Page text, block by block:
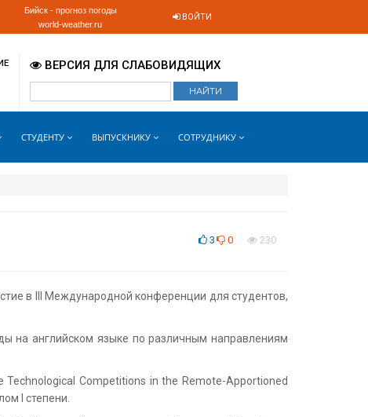
Бийск - прогноз погоды
world-weather.ru
ВОЙТИ
ВЕРСИЯ ДЛЯ СЛАБОВИДЯЩИХ
СТУДЕНТУ ВЫПУСКНИКУ СОТРУДНИКУ
3 0 230
в III Международной конференции для студентов,
на английском языке по различным направлениям
Competitions in the Remote-Apportioned
I степени.